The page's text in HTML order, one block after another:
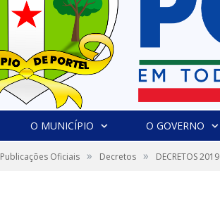
O MUNICÍPIO O GOVERNO
Publicações Oficiais » Decretos » DECRETOS 2019